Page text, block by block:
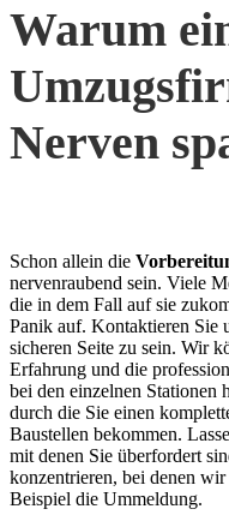
Warum
Nerven
Schon allein die
nervenraubend sein. Viele
die in dem Fall auf sie
Panik auf. Kontaktieren Sie
sicheren Seite zu sein. Wir
Erfahrung und die
bei den einzelnen Stationen
durch die Sie einen
Baustellen bekommen.
mit denen Sie überfordert
konzentrieren, bei denen
Beispiel die Ummeldung.